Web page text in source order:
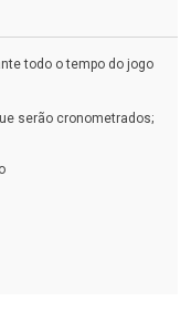
todo o tempo do jogo
serão cronometrados;